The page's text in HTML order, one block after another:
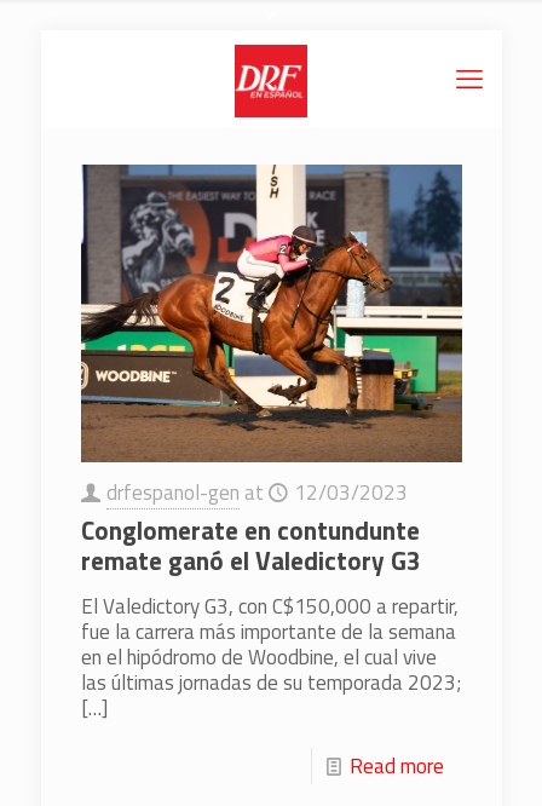
drfespanol-gen at 12/03/2023
Conglomerate en contundunte
remate ganó el Valedictory G3
El Valedictory G3, con C$150,000 a repartir,
fue la carrera más importante de la semana
en el hipódromo de Woodbine, el cual vive
las últimas jornadas de su temporada 2023;
[…]
Read more